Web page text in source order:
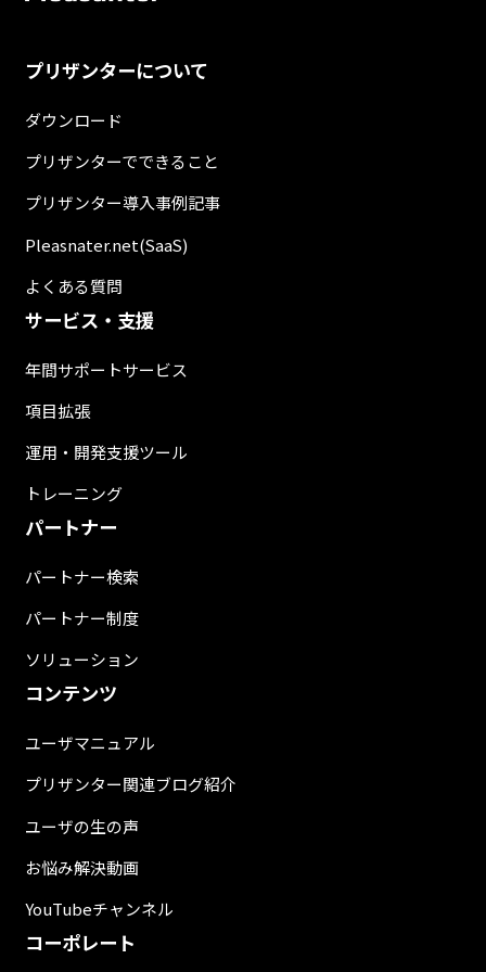
プリザンターについて
ダウンロード
プリザンターでできること
プリザンター導入事例記事
Pleasnater.net(SaaS)
よくある質問
サービス・支援
年間サポートサービス
項目拡張
運用・開発支援ツール
トレーニング
パートナー
パートナー検索
パートナー制度
ソリューション
コンテンツ
ユーザマニュアル
プリザンター関連ブログ紹介
ユーザの生の声
お悩み解決動画
YouTubeチャンネル
コーポレート